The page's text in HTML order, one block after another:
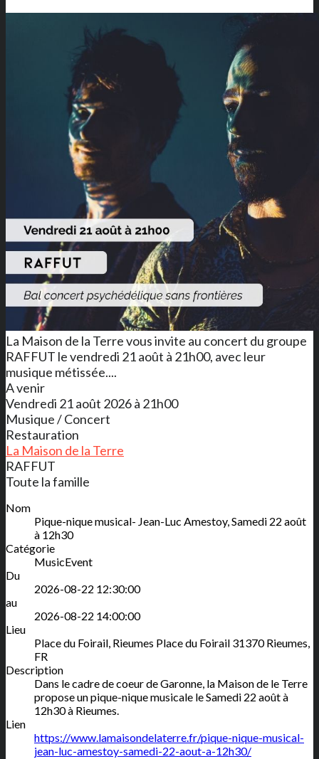
La Maison de la Terre vous invite au concert du groupe
RAFFUT le vendredi 21 août à 21h00, avec leur
musique métissée....
A venir
Vendredi 21 août 2026 à 21h00
Musique / Concert
Restauration
La Maison de la Terre
RAFFUT
Toute la famille
Nom
Pique-nique musical- Jean-Luc Amestoy, Samedi 22 août
à 12h30
Catégorie
MusicEvent
Du
2026-08-22 12:30:00
au
2026-08-22 14:00:00
Lieu
Place du Foirail, Rieumes Place du Foirail 31370 Rieumes,
FR
Description
Dans le cadre de coeur de Garonne, la Maison de le Terre
propose un pique-nique musicale le Samedi 22 août à
12h30 à Rieumes.
Lien
https://www.lamaisondelaterre.fr/pique-nique-musical-
jean-luc-amestoy-samedi-22-aout-a-12h30/